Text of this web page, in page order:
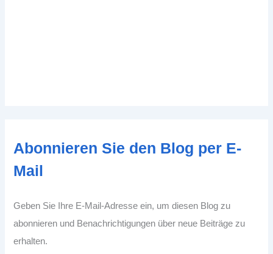
Abonnieren Sie den Blog per E-
Mail
Geben Sie Ihre E-Mail-Adresse ein, um diesen Blog zu
abonnieren und Benachrichtigungen über neue Beiträge zu
erhalten.